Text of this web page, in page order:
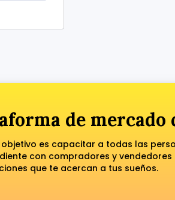
de mercado
objetivo es capacitar a todas las
con compradores y
que te acercan a tus sueños.